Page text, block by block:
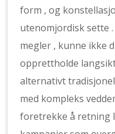
form , og
utenomjordisk sette
megler , kunne ikke
opprettholde
alternativt
med kompleks
foretrekke å retning